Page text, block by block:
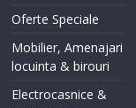
Oferte Speciale
Mobilier, Amenajari
locuinta & birouri
Electrocasnice &